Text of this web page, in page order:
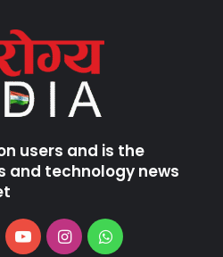
users and is the
and technology news
YouTubeInstagramWhatsApp